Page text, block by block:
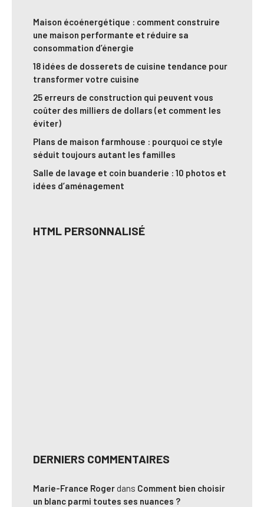
Maison écoénergétique : comment construire
une maison performante et réduire sa
consommation d’énergie
18 idées de dosserets de cuisine tendance pour
transformer votre cuisine
25 erreurs de construction qui peuvent vous
coûter des milliers de dollars (et comment les
éviter)
Plans de maison farmhouse : pourquoi ce style
séduit toujours autant les familles
Salle de lavage et coin buanderie : 10 photos et
idées d’aménagement
HTML PERSONNALISÉ
DERNIERS COMMENTAIRES
Marie-France Roger dans Comment bien choisir
un blanc parmi toutes ses nuances ?